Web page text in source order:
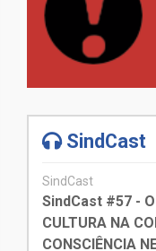
SindCast
SindCast
SindCast #57 -
CULTURA NA
CONSCIÊNCIA